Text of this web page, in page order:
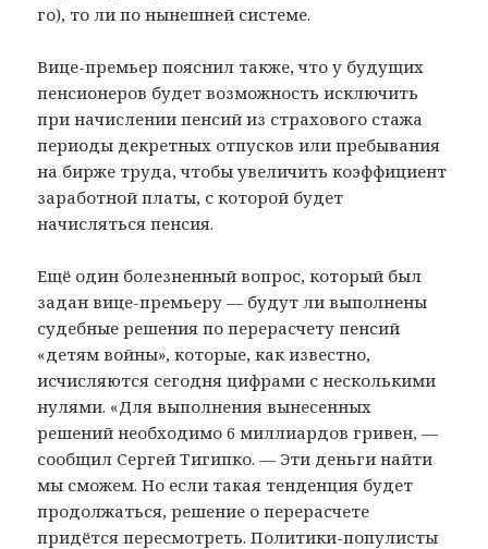
го), то ли по нынешней системе.
Вице-премьер пояснил также, что у будущих
пенсионеров будет возможность исключить
при начислении пенсий из страхового стажа
периоды декретных отпусков или пребывания
на бирже труда, чтобы увеличить коэффициент
заработной платы, с которой будет
начисляться пенсия.
Ещё один болезненный вопрос, который был
задан вице-премьеру — будут ли выполнены
судебные решения по перерасчету пенсий
«детям войны», которые, как известно,
исчисляются сегодня цифрами с несколькими
нулями. «Для выполнения вынесенных
решений необходимо 6 миллиардов гривен, —
сообщил Сергей Тигипко. — Эти деньги найти
мы сможем. Но если такая тенденция будет
продолжаться, решение о перерасчете
придётся пересмотреть. Политики-популисты